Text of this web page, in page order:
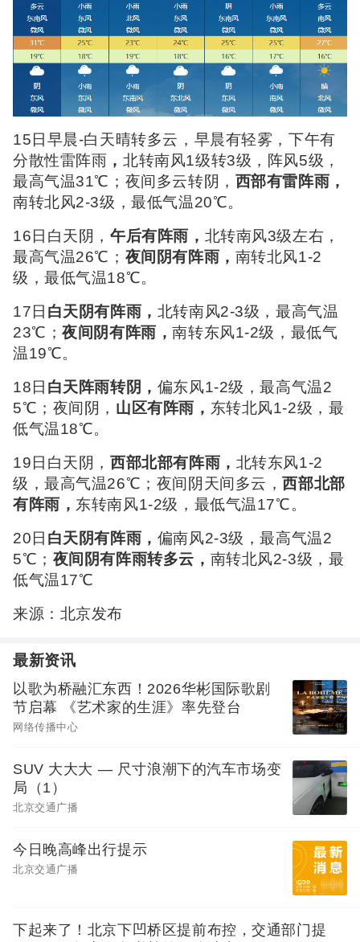
15日早晨-白天晴转多云，早晨有轻雾，下午有
分散性雷阵雨 ，北转南风1级转3级，阵风5级，
最高气温31℃；夜间多云转阴， 西部有雷阵雨，
南转北风2-3级，最低气温20℃。
16日白天阴，午后有阵雨， 北转南风3级左右，
最高气温26℃； 夜间阴有阵雨， 南转北风1-2
级，最低气温18℃。
17日 白天阴有阵雨， 北转南风2-3级，最高气温
23℃；夜间阴有阵雨，南转东风1-2级，最低气
温19℃。
18日 白天阵雨转阴， 偏东风1-2级，最高气温2
5℃；夜间阴， 山区有阵雨， 东转北风1-2级，最
低气温18℃。
19日白天阴，西部北部有阵雨， 北转东风1-2
级，最高气温26℃；夜间阴天间多云，西部北部
有阵雨， 东转南风1-2级，最低气温17℃。
20日 白天阴有阵雨， 偏南风2-3级，最高气温2
5℃； 夜间阴有阵雨转多云， 南转北风2-3级，最
低气温17℃
来源：北京发布
最新资讯
以歌为桥融汇东西！2026华彬国际歌剧
节启幕 《艺术家的生涯》率先登台
网络传播中心
SUV 大大大 — 尺寸浪潮下的汽车市场变
局（1）
北京交通广播
今日晚高峰出行提示
北京交通广播
下起来了！北京下凹桥区提前布控，交通部门提